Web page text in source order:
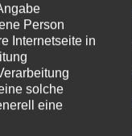
in ein
und
Person
Internetseite in
solche
eine